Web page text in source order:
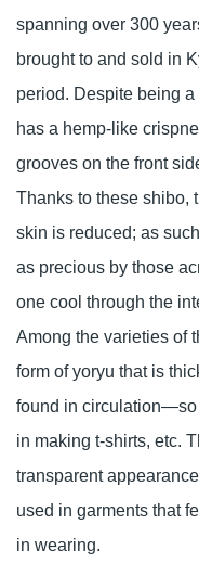
spanning over 300
brought to and sold in
period. Despite being
has a hemp-like
grooves on the front
Thanks to these shibo,
skin is reduced; as
as precious by those
one cool through the
Among the varieties of
form of yoryu that is
found in circulation—so
in making t-shirts, etc.
transparent
used in garments that
in wearing.